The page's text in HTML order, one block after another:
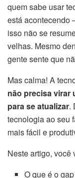
quem sabe usar
está acontecendo
isso não se
velhas. Mesmo
gente sente que
Mas calma! A
não precisa virar
para se atualizar.
tecnologia ao seu
mais fácil e
Neste artigo, você
O que é o